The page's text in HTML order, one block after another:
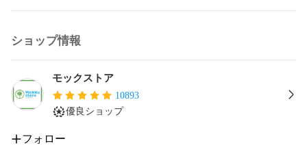
CS-28MFJ-W
CS-361CF2
CS-401CF2-C
CS-401CF2-W
CS-40MF2B-W
CS-40MF2E8-W
CS-40MF2J-W
ショップ情報
モックストア
10893
優良ショップ
フォロー